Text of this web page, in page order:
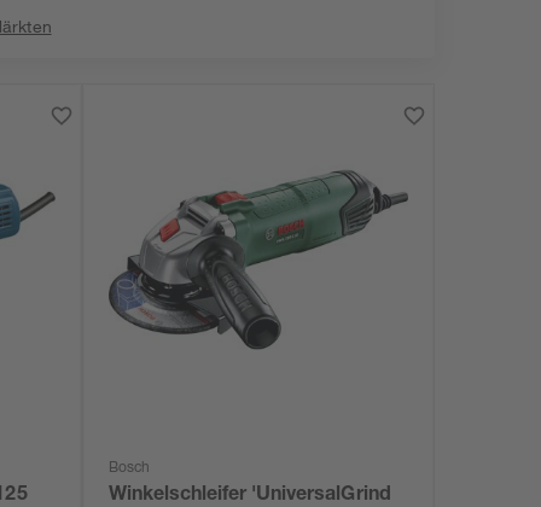
Bosch
Winkelschleifer 'UniversalGrind